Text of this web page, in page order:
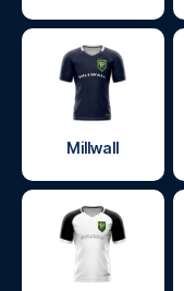
Millwall